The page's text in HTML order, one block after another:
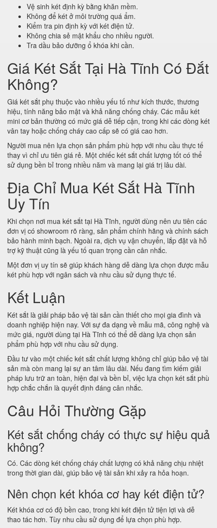
Vệ sinh két định kỳ bằng khăn mềm.
Không để két ở môi trường quá ẩm.
Kiểm tra pin định kỳ với két điện tử.
Không chia sẻ mật khẩu cho nhiều người.
Tra dầu bảo dưỡng ổ khóa khi cần.
Giá Két Sắt Tại Hà Tĩnh Có Đắt
Không?
Giá két sắt phụ thuộc vào nhiều yếu tố như kích thước, thương
hiệu, tính năng bảo mật và khả năng chống cháy. Các mẫu két
mini cơ bản thường có mức giá dễ tiếp cận, trong khi các dòng két
vân tay hoặc chống cháy cao cấp sẽ có giá cao hơn.
Người mua nên lựa chọn sản phẩm phù hợp với nhu cầu thực tế
thay vì chỉ ưu tiên giá rẻ. Một chiếc két sắt chất lượng tốt có thể
sử dụng bền bỉ trong nhiều năm và mang lại giá trị lâu dài.
Địa Chỉ Mua Két Sắt Hà Tĩnh
Uy Tín
Khi chọn nơi mua két sắt tại Hà Tĩnh, người dùng nên ưu tiên các
đơn vị có showroom rõ ràng, sản phẩm chính hãng và chính sách
bảo hành minh bạch. Ngoài ra, dịch vụ vận chuyển, lắp đặt và hỗ
trợ kỹ thuật cũng là yếu tố quan trọng cần cân nhắc.
Một đơn vị uy tín sẽ giúp khách hàng dễ dàng lựa chọn được mẫu
két phù hợp với ngân sách và nhu cầu sử dụng thực tế.
Kết Luận
Két sắt là giải pháp bảo vệ tài sản cần thiết cho mọi gia đình và
doanh nghiệp hiện nay. Với sự đa dạng về mẫu mã, công nghệ và
mức giá, người dùng tại Hà Tĩnh có thể dễ dàng lựa chọn sản
phẩm phù hợp với nhu cầu sử dụng.
Đầu tư vào một chiếc két sắt chất lượng không chỉ giúp bảo vệ tài
sản mà còn mang lại sự an tâm lâu dài. Nếu đang tìm kiếm giải
pháp lưu trữ an toàn, hiện đại và bền bỉ, việc lựa chọn két sắt phù
hợp chắc chắn là quyết định đáng cân nhắc.
Câu Hỏi Thường Gặp
Két sắt chống cháy có thực sự hiệu quả
không?
Có. Các dòng két chống cháy chất lượng có khả năng chịu nhiệt
trong thời gian dài, giúp bảo vệ tài sản khi xảy ra hỏa hoạn.
Nên chọn két khóa cơ hay két điện tử?
Két khóa cơ có độ bền cao, trong khi két điện tử tiện lợi và dễ
thao tác hơn. Tùy nhu cầu sử dụng để lựa chọn phù hợp.